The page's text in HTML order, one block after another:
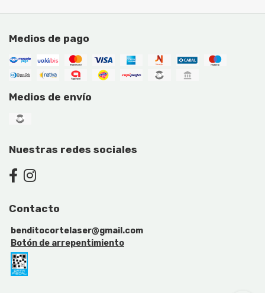
Medios de pago
Medios de envío
Nuestras redes sociales
Contacto
benditocortelaser@gmail.com
Botón de arrepentimiento